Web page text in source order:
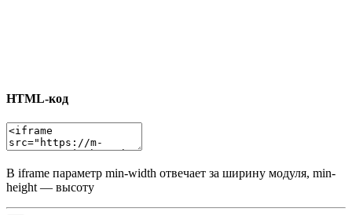
HTML-код
В iframe параметр min-width отвечает за ширину модуля, min-
height — высоту